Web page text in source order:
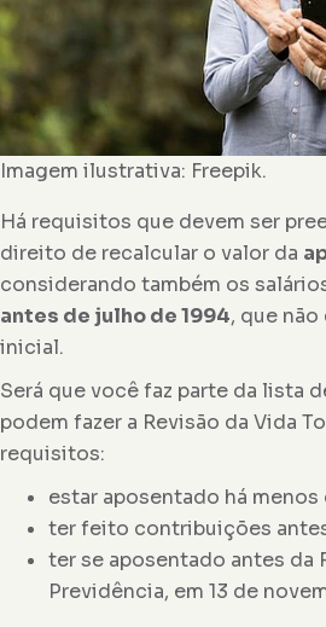
Imagem ilustrativa: Freepik.
Há requisitos que devem ser
direito de recalcular o valor da
considerando também os
antes de julho de 1994, que não
inicial.
Será que você faz parte da lista
podem fazer a Revisão da Vida
requisitos:
estar aposentado há menos
ter feito contribuições
ter se aposentado antes da
Previdência, em 13 de